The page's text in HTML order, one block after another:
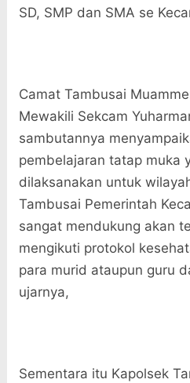
SD, SMP dan SMA se
Camat Tambusai
Mewakili Sekcam
sambutannya
pembelajaran tatap muka
dilaksanakan untuk
Tambusai Pemerintah
sangat mendukung akan
mengikuti protokol
para murid ataupun guru
ujarnya,
Sementara itu Kapolsek